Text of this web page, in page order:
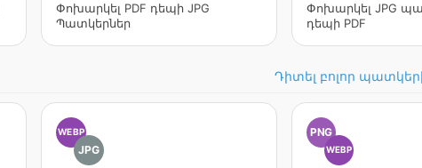
Փոխարկել PDF դեպի JPG
Պատկերներ
Փոխարկել JPG
դեպի PDF
Դիտել բոլոր
WEBP
JPG
PNG
WEBP